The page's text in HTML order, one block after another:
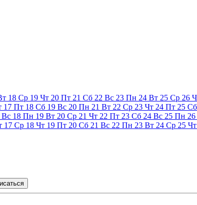
18 Ср 19 Чт 20 Пт 21 Сб 22 Вс 23 Пн 24 Вт 25 Ср 26
17 Пт 18 Сб 19 Вс 20 Пн 21 Вт 22 Ср 23 Чт 24 Пт 25 Сб
Вс 18 Пн 19 Вт 20 Ср 21 Чт 22 Пт 23 Сб 24 Вс 25 Пн 26
17 Ср 18 Чт 19 Пт 20 Сб 21 Вс 22 Пн 23 Вт 24 Ср 25 Чт